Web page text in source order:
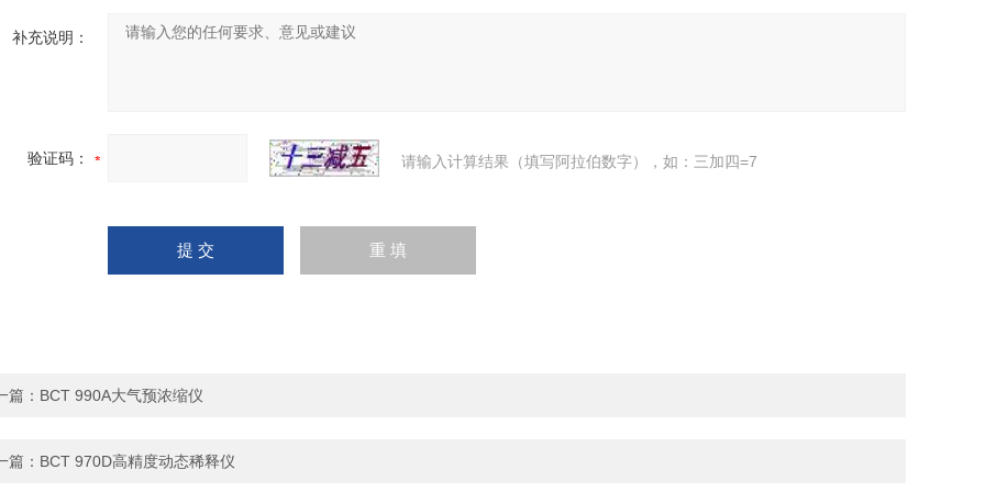
补充说明：
验证码： 请输入计算结果（填写阿拉伯数字），如：三加四=7
篇： BCT 990A大气预浓缩仪
篇： BCT 970D高精度动态稀释仪